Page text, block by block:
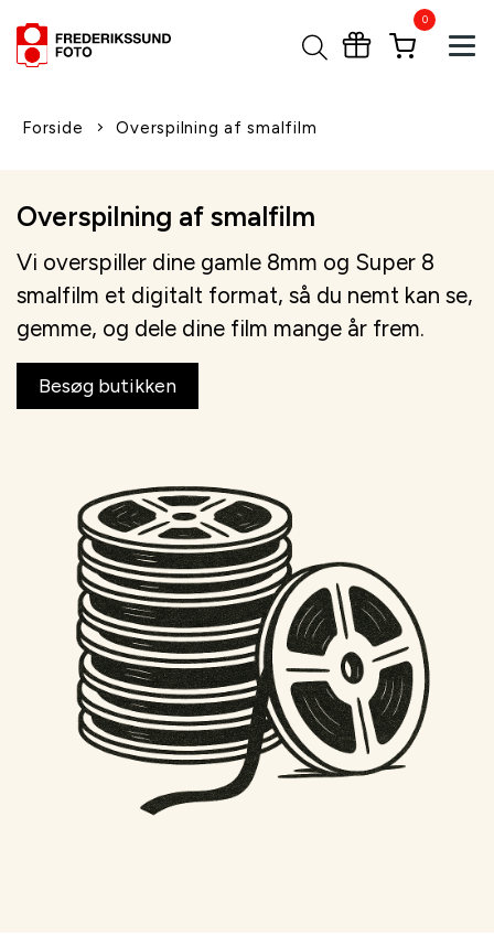
0
Forside Overspilning af smalfilm
Overspilning af smalfilm
Vi overspiller dine gamle 8mm og Super 8
smalfilm et digitalt format, så du nemt kan se,
gemme, og dele dine film mange år frem.
Besøg butikken